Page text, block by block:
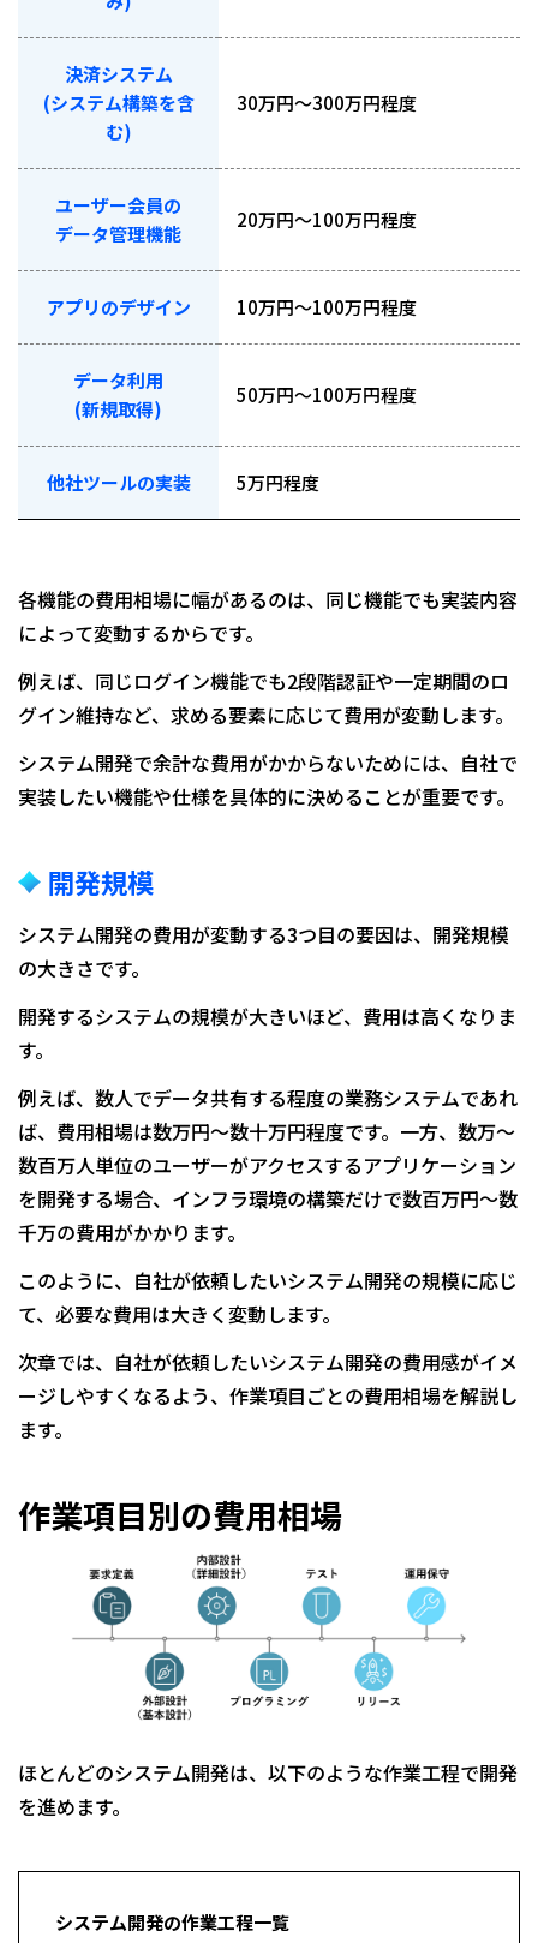
決済システム
(システム構築を含
む)
30万円～300万円程度
ユーザー会員の
データ管理機能
20万円～100万円程度
アプリのデザイン 10万円～100万円程度
データ利用
(新規取得)
50万円～100万円程度
他社ツールの実装 5万円程度
各機能の費用相場に幅があるのは、同じ機能でも実装内容
によって変動するからです。
例えば、同じログイン機能でも2段階認証や一定期間のロ
グイン維持など、求める要素に応じて費用が変動します。
システム開発で余計な費用がかからないためには、自社で
実装したい機能や仕様を具体的に決めることが重要です。
開発規模
システム開発の費用が変動する3つ目の要因は、開発規模
の大きさです。
開発するシステムの規模が大きいほど、費用は高くなりま
す。
例えば、数人でデータ共有する程度の業務システムであれ
ば、費用相場は数万円〜数十万円程度です。一方、数万〜
数百万人単位のユーザーがアクセスするアプリケーション
を開発する場合、インフラ環境の構築だけで数百万円〜数
千万の費用がかかります。
このように、自社が依頼したいシステム開発の規模に応じ
て、必要な費用は大きく変動します。
次章では、自社が依頼したいシステム開発の費用感がイメ
ージしやすくなるよう、作業項目ごとの費用相場を解説し
ます。
作業項目別の費用相場
ほとんどのシステム開発は、以下のような作業工程で開発
を進めます。
システム開発の作業工程一覧